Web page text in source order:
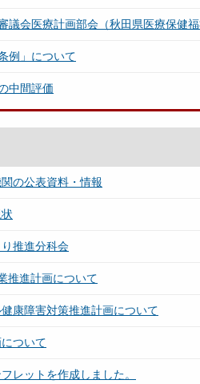
議会医療計画部会（秋田県医療保健福
例」について
中間評価
の公表資料・情報
推進分科会
推進計画について
康障害対策推進計画について
ついて
レットを作成しました。